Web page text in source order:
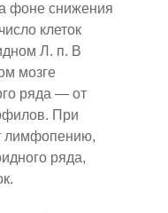
фоне снижения
клеток
Л. п. В
мозге
ряда — от
При
лимфопению,
ряда,